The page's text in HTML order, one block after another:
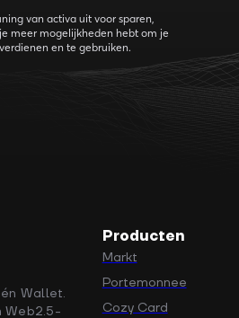
van activa uit voor sparen,
meer mogelijkheden hebt om je
en te gebruiken.
Wallet.
Web2.5-
Producten
Markt
Portemonnee
Cozy Card